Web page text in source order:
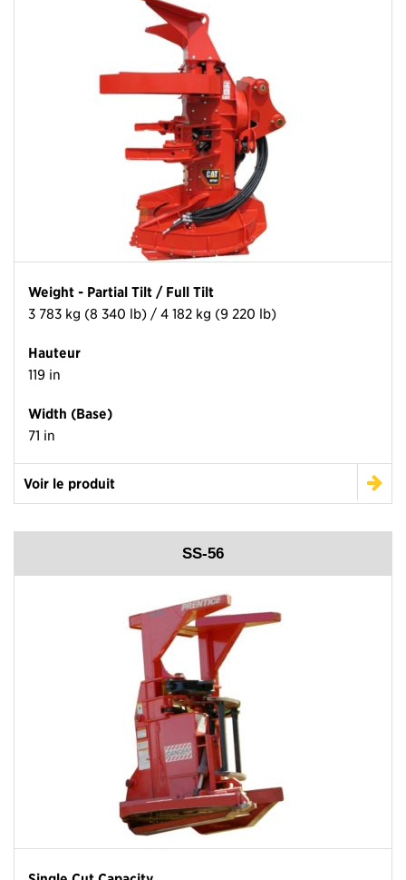
Weight - Partial Tilt / Full Tilt
3 783 kg (8 340 lb) / 4 182 kg (9 220 lb)
Hauteur
119 in
Width (Base)
71 in
Voir le produit
SS-56